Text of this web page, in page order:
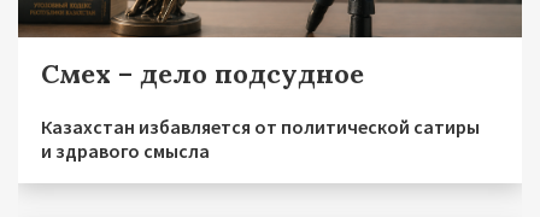
Смех – дело подсудное
Казахстан избавляется от политической сатиры
и здравого смысла